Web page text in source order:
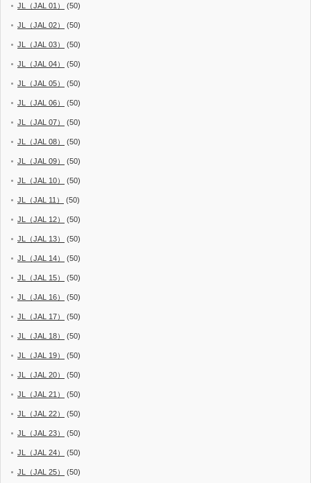
JL（JAL 01） (50)
JL（JAL 02） (50)
JL（JAL 03） (50)
JL（JAL 04） (50)
JL（JAL 05） (50)
JL（JAL 06） (50)
JL（JAL 07） (50)
JL（JAL 08） (50)
JL（JAL 09） (50)
JL（JAL 10） (50)
JL（JAL 11） (50)
JL（JAL 12） (50)
JL（JAL 13） (50)
JL（JAL 14） (50)
JL（JAL 15） (50)
JL（JAL 16） (50)
JL（JAL 17） (50)
JL（JAL 18） (50)
JL（JAL 19） (50)
JL（JAL 20） (50)
JL（JAL 21） (50)
JL（JAL 22） (50)
JL（JAL 23） (50)
JL（JAL 24） (50)
JL（JAL 25） (50)